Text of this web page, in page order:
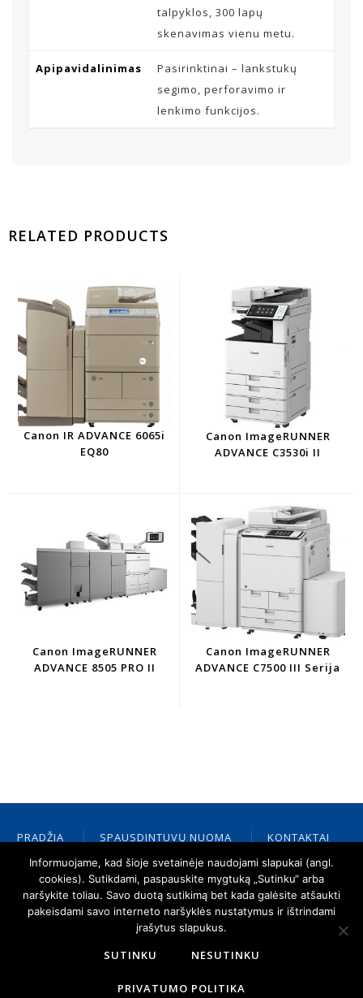
talpyklos, 300 lapų
skenavimas vienu metu.
Apipavidalinimas
Pasirinktinai – lankstukų
segimo, perforavimo ir
lenkimo funkcijos.
RELATED PRODUCTS
Canon IR ADVANCE 6065i
EQ80
Canon ImageRUNNER
ADVANCE C3530i II
Canon ImageRUNNER
ADVANCE 8505 PRO II
Canon ImageRUNNER
ADVANCE C7500 III Serija
PRADŽIA SPAUSDINTUVŲ NUOMA
KONTAKTAI
PALAIKYMAS
ATSAKINGAS VERSLAS
CANON
NAUJIENOS
CANON ATSTOVAS
Informuojame, kad šioje svetainėje naudojami slapukai (angl.
cookies). Sutikdami, paspauskite mygtuką „Sutinku“ arba
naršykite toliau. Savo duotą sutikimą bet kada galėsite atšaukti
pakeisdami savo interneto naršyklės nustatymus ir ištrindami
įrašytus slapukus.
SUTINKU NESUTINKU
PRIVATUMO POLITIKA